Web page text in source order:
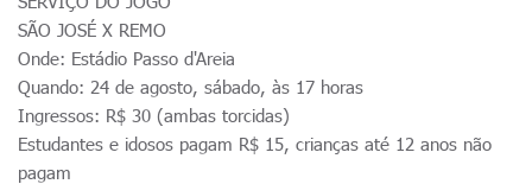
SÃO JOSÉ X REMO
Onde: Estádio Passo d'Areia
Quando: 24 de agosto, sábado, às 17 horas
Ingressos: R$ 30 (ambas torcidas)
Estudantes e idosos pagam R$ 15, crianças até 12 anos não
pagam